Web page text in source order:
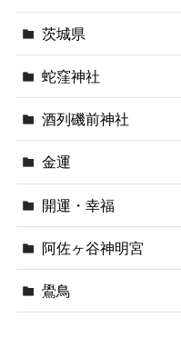
茨城県
蛇窪神社
酒列磯前神社
金運
開運・幸福
阿佐ヶ谷神明宮
鷽鳥